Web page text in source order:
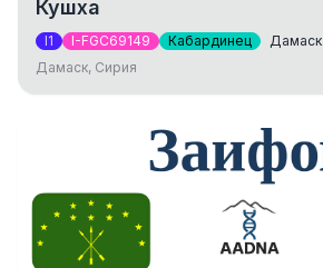
Кушха
I1 I-FGC69149 Кабардинец Дамаск
Дамаск, Сирия